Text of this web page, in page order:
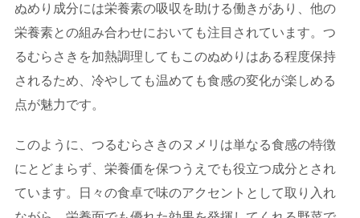
ぬめり成分には栄養素の吸収を助ける働きがあり、他の
栄養素との組み合わせにおいても注目されています。つ
るむらさきを加熱調理してもこのぬめりはある程度保持
されるため、冷やしても温めても食感の変化が楽しめる
点が魅力です。
このように、つるむらさきのヌメリは単なる食感の特徴
にとどまらず、栄養価を保つうえでも役立つ成分とされ
ています。日々の食卓で味のアクセントとして取り入れ